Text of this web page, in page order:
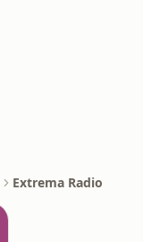
Extrema Radio